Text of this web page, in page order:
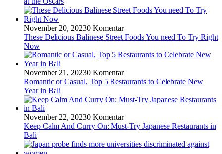
November 20, 20230 Komentar
These Delicious Balinese Street Foods You need To Try Right
Now
November 21, 20230 Komentar
Romantic or Casual, Top 5 Restaurants to Celebrate New
Year in Bali
November 22, 20230 Komentar
Keep Calm And Curry On: Must-Try Japanese Restaurants in
Bali